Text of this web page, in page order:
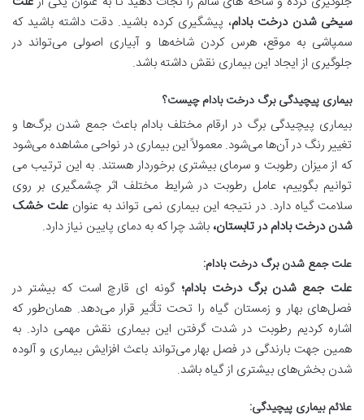
سیخی شدن درخت بادام، پیشگیری کرده باشید. دقت داشته باشید که
سمپاشی به موقع، هرس کردن شاخه‌ها و آبیاری اصولی می‌تواند در
جلوگیری از ایجاد این بیماری نقش داشته باشد.
بیماری پیچیدگی برگ درخت بادام چیست؟
بیماری پیچیدگی برگ در ارقام مختلف بادام باعث جمع شدن برگ‌ها و
تغییر رنگ در آن‌ها می‌شود. معمولاً این بیماری در نواحی مشاهده می‌شود
که از میزان رطوبت و سرمای بیشتری برخوردار هستند. به این ترتیب می
‌توانیم بگوییم، عامل رطوبت در شرایط مختلف اثر چشمگیری بر روی
سلامت گیاه دارد. در نتیجه این بیماری نمی تواند به عنوان علت خشک
شدن درخت بادام در تابستان، باشد چرا که به دمای پایین نیاز دارد.
علت جمع شدن برگ درخت بادام:
علت جمع شدن برگ درخت بادام؛ گونه ای قارچ است که بیشتر در
فصل‌های بهار و زمستان گیاه را تحت تأثیر قرار می‌دهد. همان‌طور که
اشاره کردیم رطوبت در شدت گرفتن این بیماری نقش مهمی دارد. به
همین جهت بارندگی در فصل بهار می‌تواند باعث افزایش بیماری و آلوده
شدن بخش‌های بیشتری از گیاه باشد.
علائم بیماری پیچیدگی: